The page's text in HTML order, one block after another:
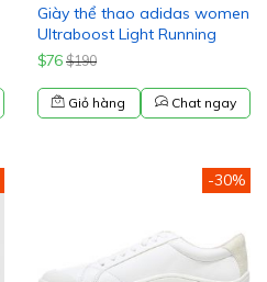
Giày thể thao adidas women
Ultraboost Light Running
$76 $190
Giỏ hàng Chat ngay
-30%